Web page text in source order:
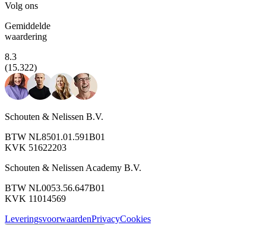
Volg ons
Gemiddelde
waardering
8.3
(15.322)
Schouten & Nelissen B.V.
BTW NL8501.01.591B01
KVK 51622203
Schouten & Nelissen Academy B.V.
BTW NL0053.56.647B01
KVK 11014569
LeveringsvoorwaardenPrivacyCookies